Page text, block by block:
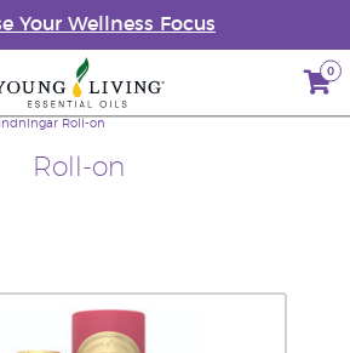
Your Wellness Focus
0
Roll-on
Roll-on